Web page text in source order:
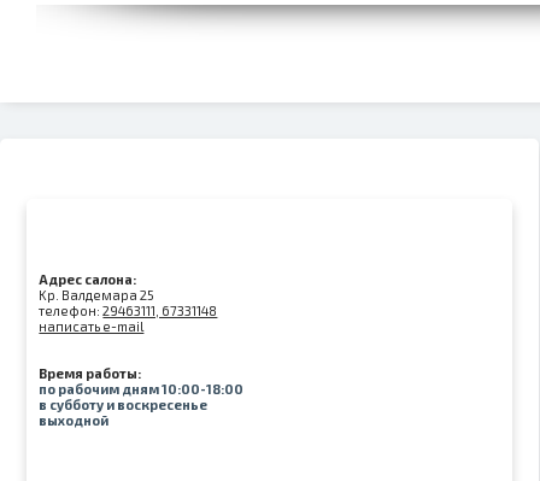
Адрес салона:
Kр. Валдемара 25
телефон:29463111, 67331148
написать e-mail
Время работы:
по рабочим дням 10:00-18:00
в субботу и воскресенье
выходной